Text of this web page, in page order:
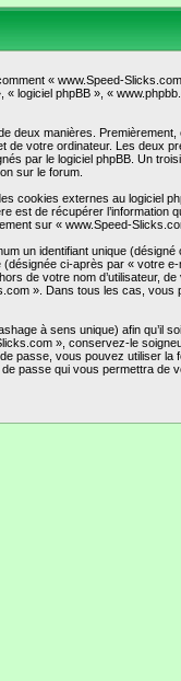
« www.Speed-
logiciel phpBB », «
deux manières.
de votre ordinateur. Les deux
par le logiciel phpBB. Un
sur le forum.
cookies externes au logiciel
est de récupérer
sur « www.Speed-
un identifiant unique
ci-après par « votre
de votre nom d’utilisateur,
». Dans tous les cas, vous
à sens unique) afin qu’il
», conservez-le
passe, vous pouvez utiliser la
passe qui vous permettra de